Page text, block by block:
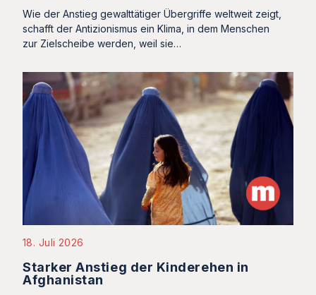
Wie der Anstieg gewalttätiger Übergriffe weltweit zeigt,
schafft der Antizionismus ein Klima, in dem Menschen
zur Zielscheibe werden, weil sie…
18. Juli 2026
Starker Anstieg der Kinderehen in
Afghanistan